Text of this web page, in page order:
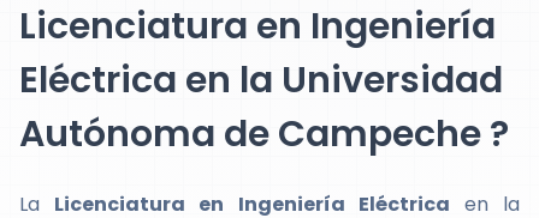
Licenciatura en Ingeniería
Eléctrica en la Universidad
Autónoma de Campeche ?
La Licenciatura en Ingeniería Eléctrica en la